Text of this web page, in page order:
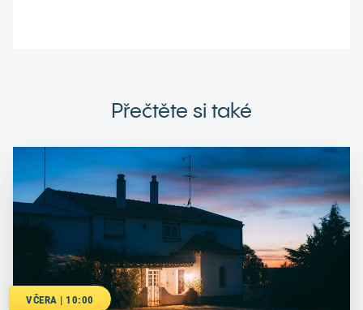
Přečtěte si také
VČERA | 10:00